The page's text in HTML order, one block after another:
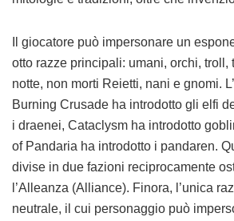
Il giocatore può impersonare un
otto razze principali: umani, orchi, troll,
notte, non morti Reietti, nani e gnomi.
Burning Crusade ha introdotto gli elfi
i draenei, Cataclysm ha introdotto
of Pandaria ha introdotto i pandaren.
divise in due fazioni reciprocamente
l’Alleanza (Alliance). Finora, l’unica
neutrale, il cui personaggio può